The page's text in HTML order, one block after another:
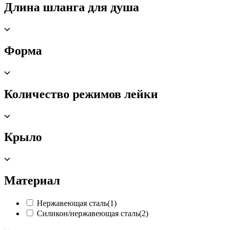
Длина шланга для душа
Форма
Количество режимов лейки
Крыло
Материал
Нержавеющая сталь(1)
Силикон/нержавеющая сталь(2)